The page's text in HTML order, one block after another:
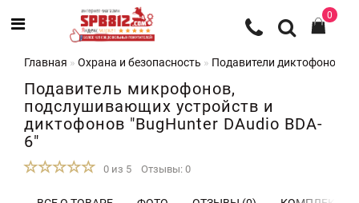
0
Главная Охрана и безопасность Подавители диктофонов
Подавитель микрофонов,
подслушивающих устройств и
диктофонов "BugHunter DAudio BDA-
6"
0 из 5 Отзывы: 0